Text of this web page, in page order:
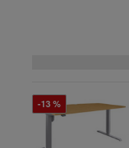
-13 %